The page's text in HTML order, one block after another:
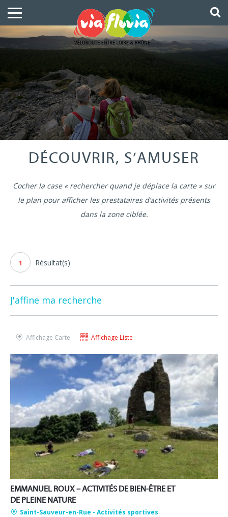
DÉCOUVRIR, S’AMUSER
Cocher la case « rechercher quand je déplace la carte » sur
le plan pour afficher les prestataires d’activités présents
dans la zone ciblée.
1 Résultat(s)
J'affine ma recherche
Affichage Carte Affichage Liste
EMMANUEL ROUX – ACTIVITÉS DE BIEN-ÊTRE ET
DE PLEINE NATURE
Saint-Sauveur-en-Rue - Activités sportives